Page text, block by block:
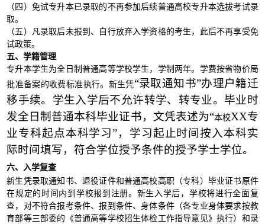
（四）免试专升本已录取的不再参加后续普通高校专升本选拔考试录
取。
（五）凡录取后未报到、自行放弃入学资格的考生，此后不再享受免
试政策。
五、学籍管理
专升本学生为全日制普通高等学校学生，学制两年。学费按省物价局
批准备案的收费标准执行。新生凭“录取通知书”办理户籍迁
移手续。学生入学后不允许转学、转专业。毕业时
发全日制普通本科毕业证书，文凭表述为“本校XX专
业专科起点本科学习”，学习起止时间按入本科实
际时间填写，符合学位授予条件的授予学士学位。
六、入学复查
新生凭录取通知书、退役证件和普通高校高职（专科）毕业证书原件
在规定的时间内到学校报到注册。新生入学后，学校将进行全面复
查，对不符合报考条件、报到条件、身体条件（各专业身体要求按教
育部等三部委的《普通高等学校招生体检工作指导意见》执行）和录